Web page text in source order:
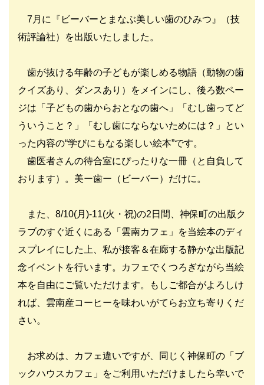
7月に『ビーバーとまなぶ美しい歯のひみつ』（技
術評論社）を出版いたしました。
歯が抜ける年齢の子どもが楽しめる物語（動物の歯
クイズあり、ダンスあり）をメインにし、後ろ数ペー
ジは「子どもの歯からおとなの歯へ」「むし歯ってど
ういうこと？」「むし歯にならないためには？」とい
った内容の“学びにもなる楽しい絵本”です。
歯医者さんの待合室にぴったりな一冊（と自負して
おります）。美ー歯ー（ビーバー）だけに。
また、8/10(月)-11(火・祝)の2日間、神保町の出版ク
ラブのすぐ近くにある「雲南カフェ」を当絵本のディ
スプレイにした上、私が接客＆在廊する静かな出版記
念イベントを行います。カフェでくつろぎながら当絵
本を自由にご覧いただけます。もしご都合がよろしけ
れば、雲南産コーヒーを味わいがてらお立ち寄りくだ
さい。
お求めは、カフェ違いですが、同じく神保町の「ブ
ックハウスカフェ」をご利用いただけましたら幸いで